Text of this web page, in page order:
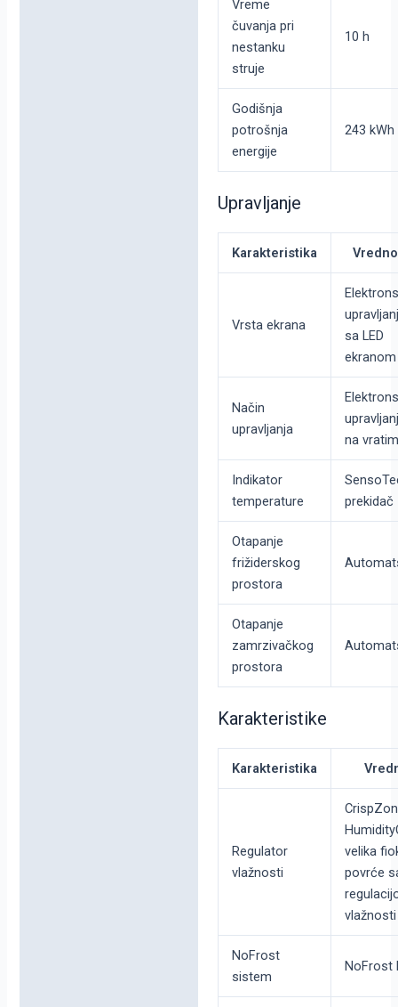
Vreme
čuvanja pri
nestanku
struje
10 h
Godišnja
potrošnja
energije
243 kWh
Upravljanje
Karakteristika
Vrsta ekrana
sa LED
ekranom
Način
upravljanja
na
Indikator
temperature
prekidač
Otapanje
frižiderskog
prostora
Otapanje
zamrzivačkog
prostora
Karakteristike
Karakteristika
Regulator
vlažnosti
velika
povrće
vlažnosti
NoFrost
sistem
NoFrost